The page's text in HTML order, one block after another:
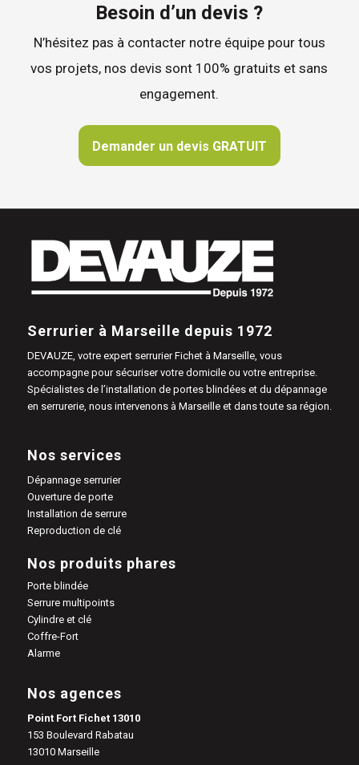
Besoin d’un devis ?
N’hésitez pas à contacter notre équipe pour tous
vos projets, nos devis sont 100% gratuits et sans
engagement.
Demander un devis GRATUIT
Serrurier à Marseille depuis 1972
DEVAUZE, votre expert serrurier Fichet à Marseille, vous
accompagne pour sécuriser votre domicile ou votre entreprise.
Spécialistes de l’installation de portes blindées et du dépannage
en serrurerie, nous intervenons à Marseille et dans toute sa région.
Nos services
Dépannage serrurier
Ouverture de porte
Installation de serrure
Reproduction de clé
Nos produits phares
Porte blindée
Serrure multipoints
Cylindre et clé
Coffre-Fort
Alarme
Nos agences
Point Fort Fichet 13010
153 Boulevard Rabatau
13010 Marseille